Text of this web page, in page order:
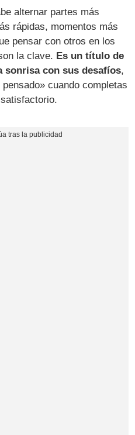
alternar partes más
rápidas, momentos más
pensar con otros en los
la clave. Es un título de
sonrisa con sus desafíos,
cuando completas